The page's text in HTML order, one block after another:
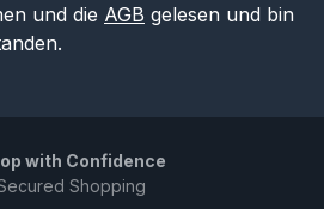
und die AGB gelesen und bin
with Confidence
Shopping